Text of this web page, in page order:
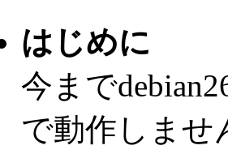
はじめに
今まで
で動作しませ